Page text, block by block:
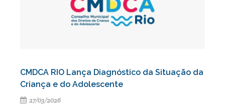
CMDCA RIO Lança Diagnóstico da Situação da
Criança e do Adolescente
27/03/2026